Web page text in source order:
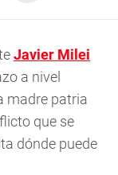
Javier Milei
a nivel
madre patria
que se
dónde puede